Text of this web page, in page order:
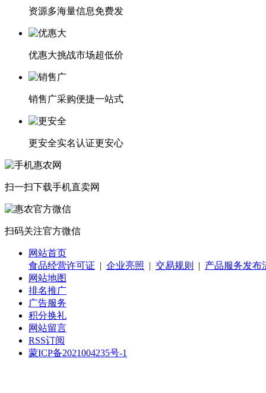
资源多海量信息免费发
优惠大挑战市场超低价
销售广采购便捷一站式
更安全实名认证更安心
扫一扫下载手机直卖网
扫码关注官方微信
网站首页
食品经营许可证 | 企业亮照 | 交易规则 | 产品服务发布
网站地图
排名推广
广告服务
积分换礼
网站留言
RSS订阅
蒙ICP备2021004235号-1